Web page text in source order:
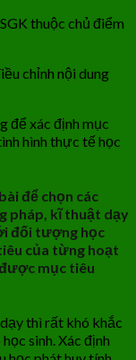
thuộc chủ điểm
chỉnh nội dung
để xác định mục
hình thực tế học
để chọn các
pháp, kĩ thuật dạy
đối tượng học
của từng hoạt
mục tiêu
thì rất khó khắc
sinh. Xác định